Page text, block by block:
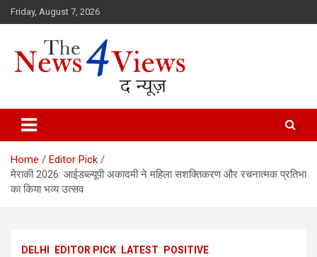
Skip
to
Friday, August 7, 2026
TheNews4Views
Home
Editor Pick
मेराकी 2026: आईडब्ल्यूपी अकादमी ने महिला सशक्तिकरण और रचनात्मक प्रतिभा
का किया भव्य उत्सव
DELHI EDITOR PICK LATEST POSITIVE